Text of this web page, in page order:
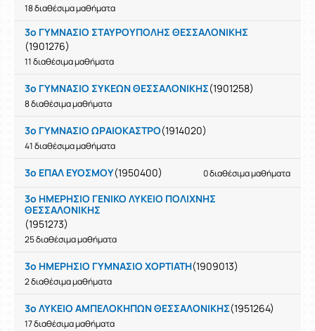
18 διαθέσιμα μαθήματα
3ο ΓΥΜΝΑΣΙΟ ΣΤΑΥΡΟΥΠΟΛΗΣ ΘΕΣΣΑΛΟΝΙΚΗΣ
(1901276)
11 διαθέσιμα μαθήματα
3ο ΓΥΜΝΑΣΙΟ ΣΥΚΕΩΝ ΘΕΣΣΑΛΟΝΙΚΗΣ(1901258)
8 διαθέσιμα μαθήματα
3ο ΓΥΜΝΑΣΙΟ ΩΡΑΙΟΚΑΣΤΡΟ(1914020)
41 διαθέσιμα μαθήματα
3ο ΕΠΑΛ ΕΥΟΣΜΟΥ(1950400) 0 διαθέσιμα μαθήματα
3ο ΗΜΕΡΗΣΙΟ ΓΕΝΙΚΟ ΛΥΚΕΙΟ ΠΟΛΙΧΝΗΣ
ΘΕΣΣΑΛΟΝΙΚΗΣ
(1951273)
25 διαθέσιμα μαθήματα
3ο ΗΜΕΡΗΣΙΟ ΓΥΜΝΑΣΙΟ ΧΟΡΤΙΑΤΗ(1909013)
2 διαθέσιμα μαθήματα
3ο ΛΥΚΕΙΟ ΑΜΠΕΛΟΚΗΠΩΝ ΘΕΣΣΑΛΟΝΙΚΗΣ(1951264)
17 διαθέσιμα μαθήματα